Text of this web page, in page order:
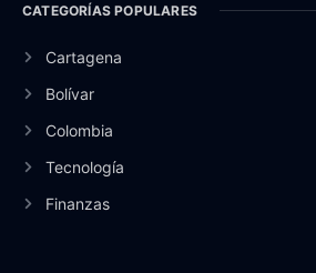
CATEGORÍAS POPULARES
Cartagena
Bolívar
Colombia
Tecnología
Finanzas